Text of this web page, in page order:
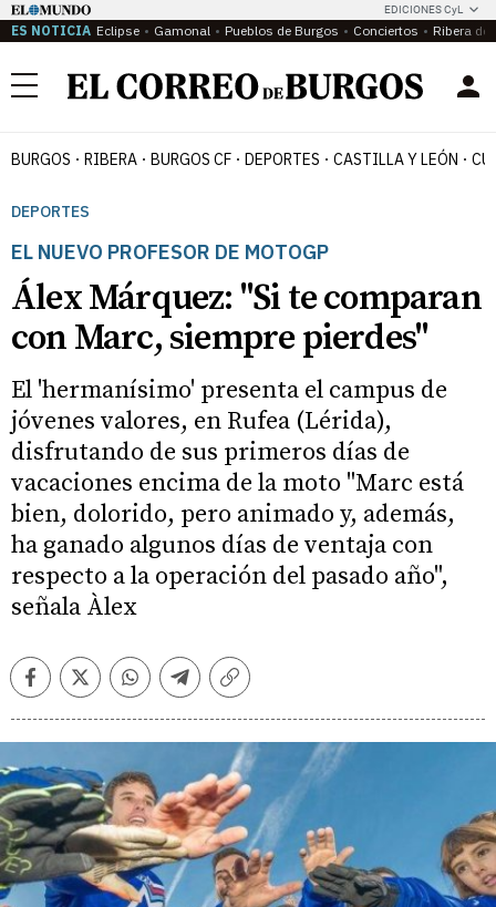
EDICIONES CyL
ES NOTICIA Eclipse Gamonal Pueblos de Burgos Conciertos Ribera del
Menú
BURGOS RIBERA BURGOS CF DEPORTES CASTILLA Y LEÓN
DEPORTES
EL NUEVO PROFESOR DE MOTOGP
Álex Márquez: "Si te comparan
con Marc, siempre pierdes"
El 'hermanísimo' presenta el campus de
jóvenes valores, en Rufea (Lérida),
disfrutando de sus primeros días de
vacaciones encima de la moto "Marc está
bien, dolorido, pero animado y, además,
ha ganado algunos días de ventaja con
respecto a la operación del pasado año",
señala Àlex
FacebookTwitterWhatsappTelegramCopiar